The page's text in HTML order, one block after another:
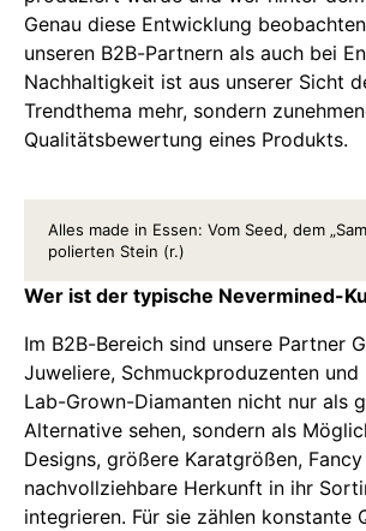
Genau diese Entwicklung
unseren B2B-Partnern als auch bei
Nachhaltigkeit ist aus unserer Sicht
Trendthema mehr, sondern
Qualitätsbewertung eines Produkts.
Alles made in Essen: Vom Seed, dem
polierten Stein (r.)
Wer ist der typische Nevermined-
Im B2B-Bereich sind unsere Partner
Juweliere, Schmuckproduzenten und
Lab-Grown-Diamanten nicht nur als
Alternative sehen, sondern als
Designs, größere Karatgrößen,
nachvollziehbare Herkunft in ihr
integrieren. Für sie zählen konstante